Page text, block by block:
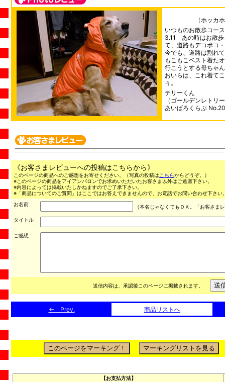
［ホッカ
いつものお散歩コー
3.11 あの時はお散歩
て、道路もデコボコ
今でも、道路は割れ
もこもこベスト着た
行こうとする母ちゃ
おいらは、これ着て
ぅ。
テリーくん
（ゴールデンレトリ
あいばろくらぶ
《お客さまレビューへの投稿はこちらから》
このページの商品へのご感想をお寄せください。（写真の投稿は こちらからどうぞ。）
※このページの商品をアイアンバロンでお求めいただいたお客さま以外はご遠慮下さい。
※内容によっては掲載いたしかねますのでご了承下さい。
※「商品についてのご質問」はここではお答えできませんので、お電話でお問い合わせ下さ
お名前
（本名じゃなくてもＯＫ。「お客さま
タイトル
ご感想
送信内容は、承認後このページに掲載されます。
← Prev. 商品リストへ
【お支払方法】